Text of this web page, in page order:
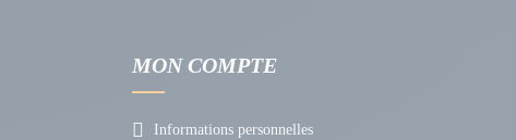
MON COMPTE
Informations personnelles